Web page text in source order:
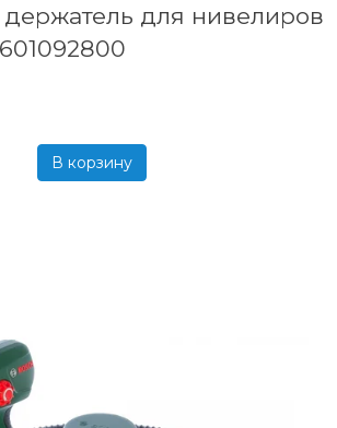
для нивелиров
В корзину